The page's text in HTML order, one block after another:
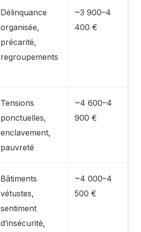
Délinquance
organisée,
précarité,
regroupements
~3 900–4
400 €
Tensions
ponctuelles,
enclavement,
pauvreté
~4 600–4
900 €
Bâtiments
vétustes,
sentiment
d’insécurité,
~4 000–4
500 €